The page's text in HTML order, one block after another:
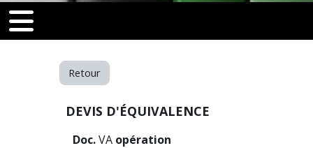
[[nav-toggle]]
toggle]]
Retour
DEVIS D'ÉQUIVALENCE
Doc.VA opération